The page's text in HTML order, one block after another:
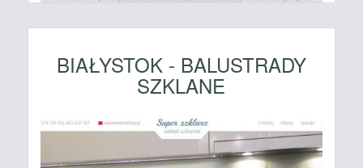
BIAŁYSTOK - BALUSTRADY
SZKLANE